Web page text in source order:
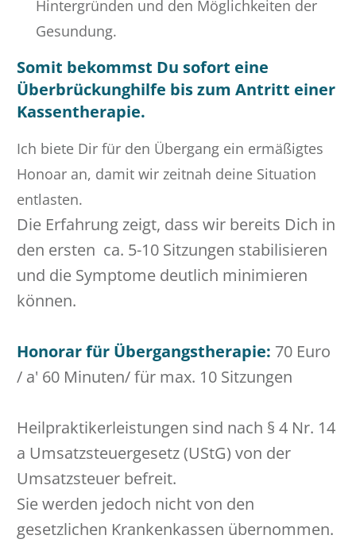
Hintergründen und den Möglichkeiten der
Gesundung.
Somit bekommst Du sofort eine
Überbrückunghilfe bis zum Antritt einer
Kassentherapie.
Ich biete Dir für den Übergang ein ermäßigtes
Honoar an, damit wir zeitnah deine Situation
entlasten.
Die Erfahrung zeigt, dass wir bereits Dich in
den ersten ca. 5-10 Sitzungen stabilisieren
und die Symptome deutlich minimieren
können.
Honorar für Übergangstherapie: 70 Euro
/ a' 60 Minuten/ für max. 10 Sitzungen
Heilpraktikerleistungen sind nach § 4 Nr. 14
a Umsatzsteuergesetz (UStG) von der
Umsatzsteuer befreit.
Sie werden jedoch nicht von den
gesetzlichen Krankenkassen übernommen.